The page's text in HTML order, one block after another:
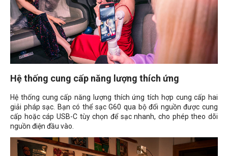
Hệ thống cung cấp năng lượng thích ứng
Hệ thống cung cấp năng lượng thích ứng tích hợp cung cấp hai
giải pháp sạc. Bạn có thể sạc G60 qua bộ đổi nguồn được cung
cấp hoặc cáp USB-C tùy chọn để sạc nhanh, cho phép theo dõi
nguồn điện đầu vào.